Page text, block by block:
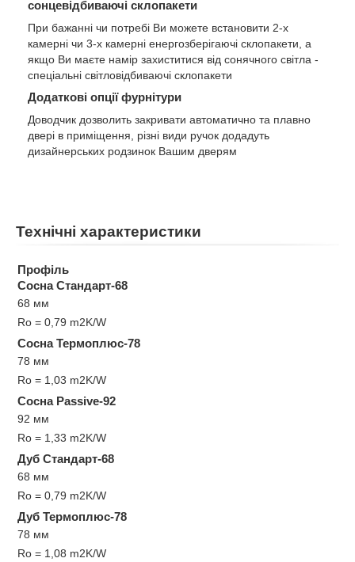
сонцевідбиваючі склопакети
При бажанні чи потребі Ви можете встановити 2-х
камерні чи 3-х камерні енергозберігаючі склопакети, а
якщо Ви маєте намір захиститися від сонячного світла -
спеціальні світловідбиваючі склопакети
Додаткові опції фурнітури
Доводчик дозволить закривати автоматично та плавно
двері в приміщення, різні види ручок додадуть
дизайнерських родзинок Вашим дверям
Технічні характеристики
Профіль
Сосна Стандарт-68
68 мм
Ro = 0,79 m2K/W
Сосна Термоплюс-78
78 мм
Ro = 1,03 m2K/W
Сосна Passive-92
92 мм
Ro = 1,33 m2K/W
Дуб Стандарт-68
68 мм
Ro = 0,79 m2K/W
Дуб Термоплюс-78
78 мм
Ro = 1,08 m2K/W